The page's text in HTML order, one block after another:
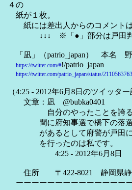
４の
紙が１枚。
紙には差出人からのコメントは
↓↓↓ ※「●」部分は戸田判断
「凪」（patrio_japan） 本名
https://twitter.com/#!/patrio_japan
https://twitter.com/patrio_japan/status/
（4:25 - 2012年6月8日のツイッタ
文章：凪 @bubka0401
自分のやったことを誇るの
間に府知事選で橋下の落選運
があるとして府警が戸田に問
を行ったのは私です。
4:25 - 2012年6月8日
住所 〒422-8021 静岡県静
ーーーーーーーーーーーーーー